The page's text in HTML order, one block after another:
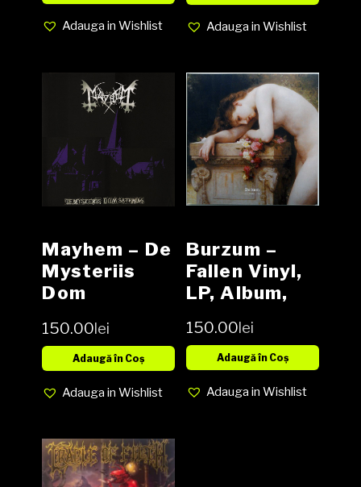
Adauga in Wishlist Adauga in Wishlist
Mayhem – De
Mysteriis
Dom
Vinyl, LP,
Album, NOU
150.00lei
Adaugă în Coș
Adauga in Wishlist
Burzum –
Fallen Vinyl,
LP, Album,
180 gram
media NM
150.00lei
Adaugă în Coș
Adauga in Wishlist